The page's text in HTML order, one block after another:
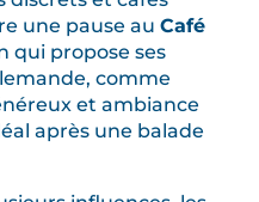
une pause au Café
qui propose ses
comme
et ambiance
après une balade